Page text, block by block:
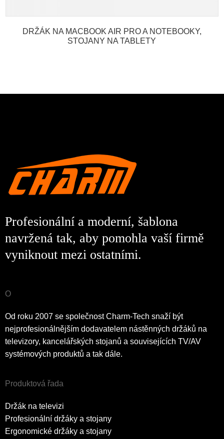
DRŽÁK NA MACBOOK AIR PRO A NOTEBOOKY,
STOJANY NA TABLETY
Profesionální a moderní, šablona
navržená tak, aby pomohla vaší firmě
vyniknout mezi ostatními.
O
Od roku 2007 se společnost Charm-Tech snaží být
nejprofesionálnějším dodavatelem nástěnných držáků na
televizory, kancelářských stojanů a souvisejících TV/AV
systémových produktů a tak dále.
Produktová řada
Držák na televizi
Profesionální držáky a stojany
Ergonomické držáky a stojany